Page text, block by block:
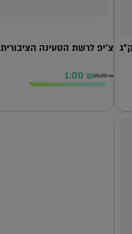
צ’יפ לרשת הטעינה הציבורית
15.00₪
המחיר
היה:
1.00 ₪
המחיר
הוא:
רכישה